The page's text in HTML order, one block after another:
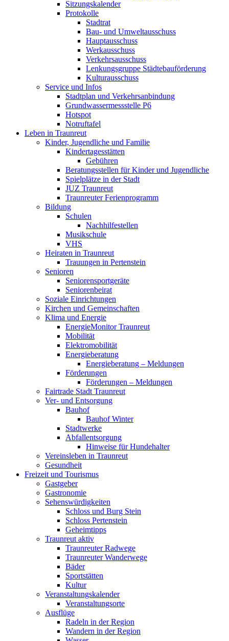
Sitzungskalender
Protokolle
Stadtrat
Bau- und Umweltausschuss
Hauptausschuss
Werkausschuss
Verkehrsausschuss
Lenkungsgruppe Städtebauförderung
Kulturausschuss
Service und Infos
Stadtplan und Verkehrsanbindung
Grundwassermessstelle P6
Hotspot
Notruftafel
Leben in Traunreut
Kinder, Jugendliche und Familie
Kindertagesstätten
Gebühren
Beratungsstellen für Kinder und Jugendliche
Spielplätze in der Stadt
JUZ Traunreut
Traunreuter Ferienprogramm
Bildung
Schulen
Nachhilfestellen
Musikschule
VHS
Heiraten in Traunreut
Trauungen in Pertenstein
Senioren
Seniorensportgeräte
Seniorenbeirat
Soziale Einrichtungen
Kirchen und Gemeinschaften
Klima und Energie
EnergieMonitor Traunreut
Mobilität
Elektromobilität
Energieberatung
Energieberatung – Meldungen
Förderungen
Förderungen – Meldungen
Fairtrade Stadt Traunreut
Ver- und Entsorgung
Bauhof
Bauhof Winter
Stadtwerke
Abfallentsorgung
Hinweise für Hundehalter
Vereinsleben in Traunreut
Gesundheit
Freizeit und Tourismus
Gastgeber
Gastronomie
Sehenswürdigkeiten
Schloss und Burg Stein
Schloss Pertenstein
Geheimtipps
Traunreut aktiv
Traunreuter Radwege
Traunreuter Wanderwege
Bäder
Sportstätten
Kultur
Veranstaltungskalender
Veranstaltungsorte
Ausflüge
Radeln in der Region
Wandern in der Region